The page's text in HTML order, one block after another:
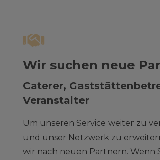
Wir suchen neue
Caterer,
Veranstalter
Um unseren Service weiter zu
und unser Netzwerk zu
wir nach neuen Partnern. Wenn